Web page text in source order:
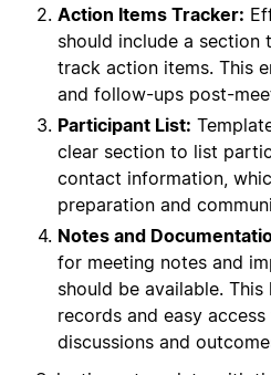
Action Items Tracker:
should include a section
track action items. This
and follow-ups post-
Participant List:
clear section to list
contact information,
preparation and
Notes and
for meeting notes and
should be available.
records and easy
discussions and